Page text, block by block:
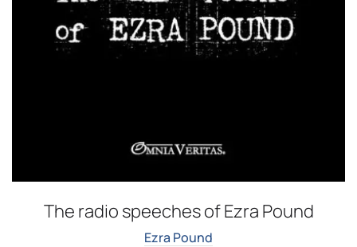
The radio speeches of Ezra Pound
Ezra Pound